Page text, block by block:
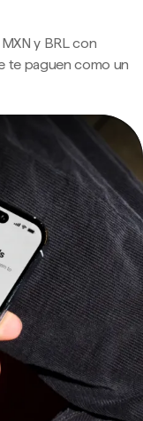
y BRL con
te paguen como un